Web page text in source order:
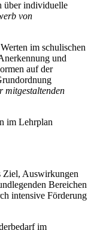
über individuelle
von
im schulischen
und
auf der
mitgestaltenden
im Lehrplan
Ziel, Auswirkungen
Bereichen
intensive Förderung
im